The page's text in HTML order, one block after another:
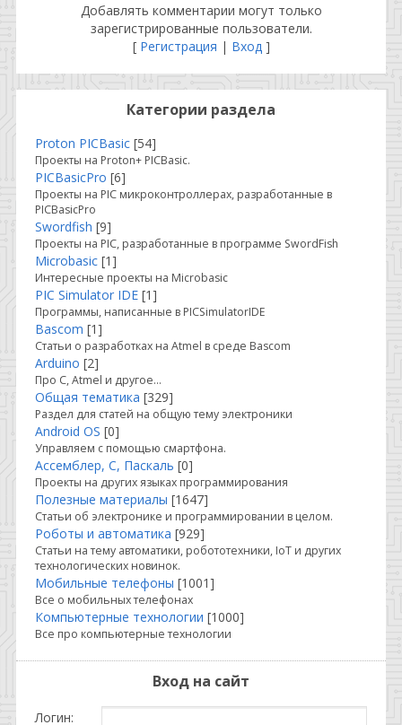
Добавлять комментарии могут только
зарегистрированные пользователи.
[ Регистрация | Вход ]
Категории раздела
Proton PICBasic [54]
Проекты на Proton+ PICBasic.
PICBasicPro [6]
Проекты на PIC микроконтроллерах, разработанные в
PICBasicPro
Swordfish [9]
Проекты на PIC, разработанные в программе SwordFish
Microbasic [1]
Интересные проекты на Microbasic
PIC Simulator IDE [1]
Программы, написанные в PICSimulatorIDE
Bascom [1]
Статьи о разработках на Atmel в среде Bascom
Arduino [2]
Про C, Atmel и другое...
Общая тематика [329]
Раздел для статей на общую тему электроники
Android OS [0]
Управляем с помощью смартфона.
Ассемблер, С, Паскаль [0]
Проекты на других языках программирования
Полезные материалы [1647]
Статьи об электронике и программировании в целом.
Роботы и автоматика [929]
Статьи на тему автоматики, робототехники, IoT и других
технологических новинок.
Мобильные телефоны [1001]
Все о мобильных телефонах
Компьютерные технологии [1000]
Все про компьютерные технологии
Вход на сайт
Логин: